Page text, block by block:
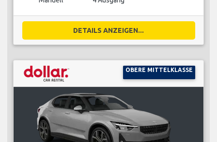
DETAILS ANZEIGEN...
OBERE MITTELKLASSE